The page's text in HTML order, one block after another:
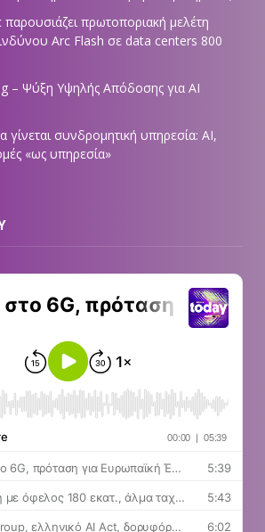
πρωτοποριακή μελέτη
Arc Flash σε data centers 800
– Ψύξη Υψηλής Απόδοσης για AI
συνδρομητική υπηρεσία: AI,
«ως υπηρεσία»